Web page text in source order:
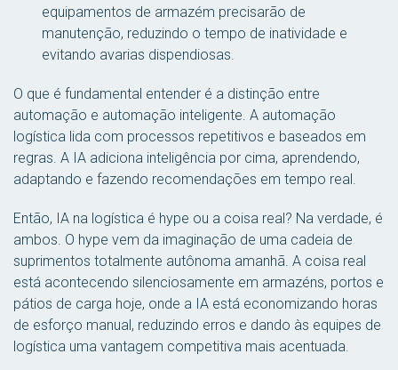
equipamentos de armazém precisarão de
manutenção, reduzindo o tempo de inatividade e
evitando avarias dispendiosas.
O que é fundamental entender é a distinção entre
automação e automação inteligente. A automação
logística lida com processos repetitivos e baseados em
regras. A IA adiciona inteligência por cima, aprendendo,
adaptando e fazendo recomendações em tempo real.
Então, IA na logística é hype ou a coisa real? Na verdade, é
ambos. O hype vem da imaginação de uma cadeia de
suprimentos totalmente autônoma amanhã. A coisa real
está acontecendo silenciosamente em armazéns, portos e
pátios de carga hoje, onde a IA está economizando horas
de esforço manual, reduzindo erros e dando às equipes de
logística uma vantagem competitiva mais acentuada.